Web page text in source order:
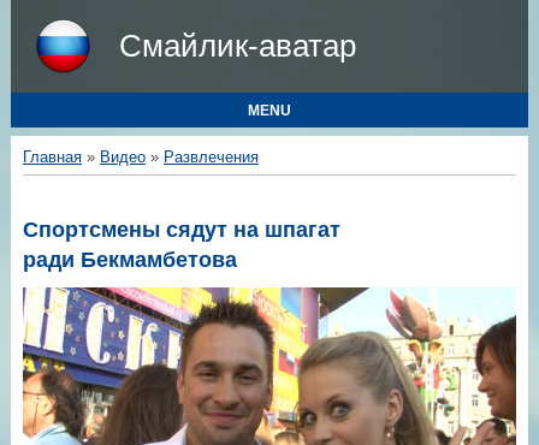
Смайлик-аватар
MENU
Главная» Видео» Развлечения
Спортсмены сядут на шпагат
ради Бекмамбетова